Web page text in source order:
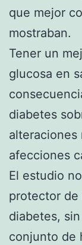
que mejor
mostraban.
Tener un
glucosa en
diabetes
alteraciones
afecciones
El estudio
protector de
diabetes,
conjunto de